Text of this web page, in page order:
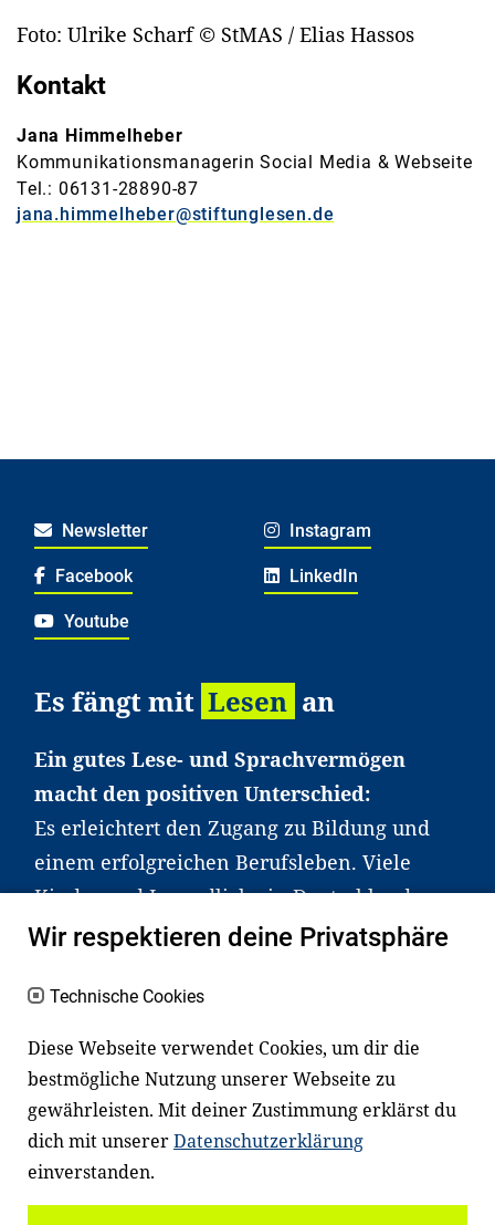
Foto: Ulrike Scharf © StMAS / Elias Hassos
Kontakt
Jana Himmelheber
Kommunikationsmanagerin Social Media & Webseite
Tel.: 06131-28890-87
jana.himmelheber@stiftunglesen.de
Newsletter Instagram
Facebook LinkedIn
Youtube
Es fängt mit Lesen an
Ein gutes Lese- und Sprachvermögen
macht den positiven Unterschied:
Es erleichtert den Zugang zu Bildung und
einem erfolgreichen Berufsleben. Viele
Kinder und Jugendliche in Deutschland
haben aber große Schwierigkeiten dabei.
an Familien sowie an Erzieher*innen,
Lehrer*innen und andere
Fachexpert*innen. Dafür arbeiten wir eng
mit Ministerien, wissenschaftlichen
Einrichtungen, Verbänden, Unternehmen
und anderen Stiftungen zusammen.
Wir respektieren deine Privatsphäre
Technische Cookies
Diese Webseite verwendet Cookies, um dir die
bestmögliche Nutzung unserer Webseite zu
gewährleisten. Mit deiner Zustimmung erklärst du
dich mit unsererDatenschutzerklärung
einverstanden.